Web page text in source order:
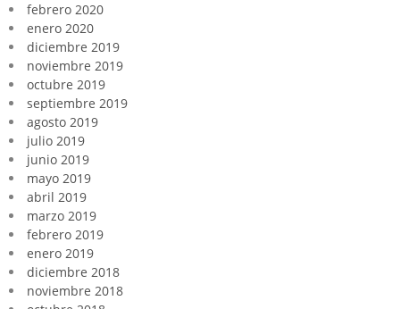
febrero 2020
enero 2020
diciembre 2019
noviembre 2019
octubre 2019
septiembre 2019
agosto 2019
julio 2019
junio 2019
mayo 2019
abril 2019
marzo 2019
febrero 2019
enero 2019
diciembre 2018
noviembre 2018